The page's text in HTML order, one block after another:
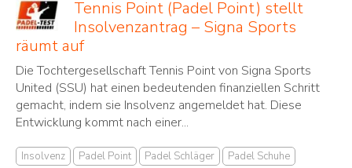
Tennis Point (Padel Point) stellt
Insolvenzantrag – Signa Sports
räumt auf
Die Tochtergesellschaft Tennis Point von Signa Sports
United (SSU) hat einen bedeutenden finanziellen Schritt
gemacht, indem sie Insolvenz angemeldet hat. Diese
Entwicklung kommt nach einer...
Insolvenz Padel Point Padel Schläger
Padel Schuhe